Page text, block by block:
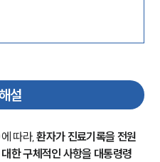
설
따라, 환자가 진료기록을 전원
한 구체적인 사항을 대통령령